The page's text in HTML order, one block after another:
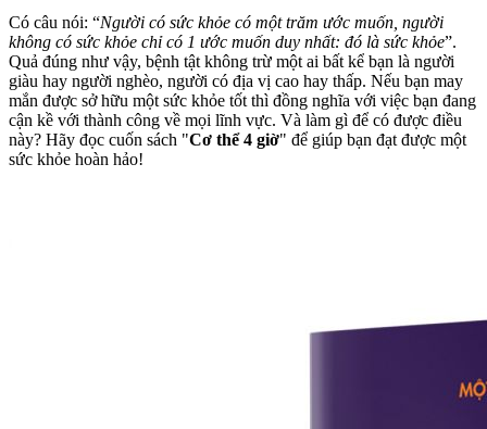
Có câu nói: “Người có sức khỏe có một trăm ước muốn, người
không có sức khỏe chỉ có 1 ước muốn duy nhất: đó là sức khỏe”.
Quả đúng như vậy, bệnh tật không trừ một ai bất kể bạn là người
giàu hay người nghèo, người có địa vị cao hay thấp. Nếu bạn may
mắn được sở hữu một sức khỏe tốt thì đồng nghĩa với việc bạn đang
cận kề với thành công về mọi lĩnh vực. Và làm gì để có được điều
này? Hãy đọc cuốn sách "Cơ thể 4 giờ" để giúp bạn đạt được một
sức khỏe hoàn hảo!